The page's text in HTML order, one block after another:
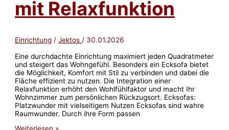
mit Relaxfunktion
Einrichtung /Jektos / 30.01.2026
Eine durchdachte Einrichtung maximiert jeden Quadratmeter
und steigert das Wohngefühl. Besonders ein Ecksofa bietet
die Möglichkeit, Komfort mit Stil zu verbinden und dabei die
Fläche effizient zu nutzen. Die Integration einer
Relaxfunktion erhöht den Wohlfühlfaktor und macht Ihr
Wohnzimmer zum persönlichen Rückzugsort. Ecksofas:
Platzwunder mit vielseitigem Nutzen Ecksofas sind wahre
Raumwunder. Durch ihre Form passen
So